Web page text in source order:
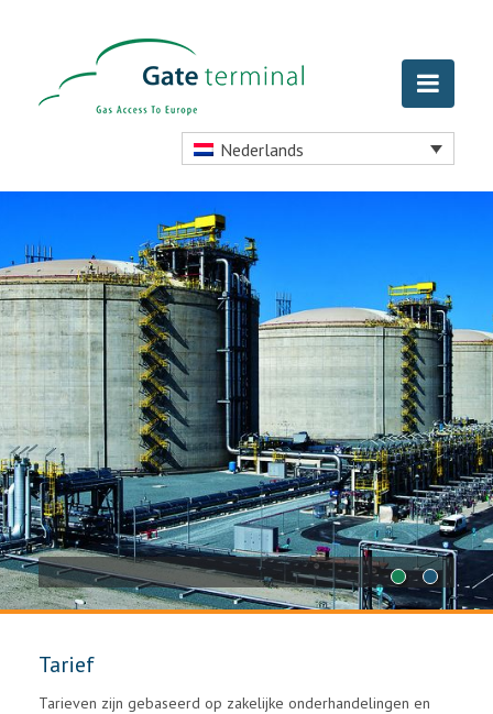
Nederlands
1 2
Tarief
Tarieven zijn gebaseerd op zakelijke onderhandelingen en